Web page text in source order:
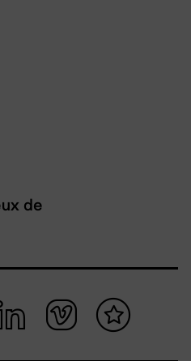
de